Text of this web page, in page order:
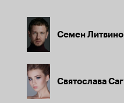
Семен
Святослава